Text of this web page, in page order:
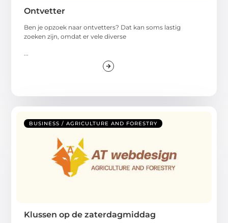
Ontvetter
Ben je opzoek naar ontvetters? Dat kan soms lastig
zoeken zijn, omdat er vele diverse
BUSINESS / AGRICULTURE AND FORESTRY
Klussen op de zaterdagmiddag